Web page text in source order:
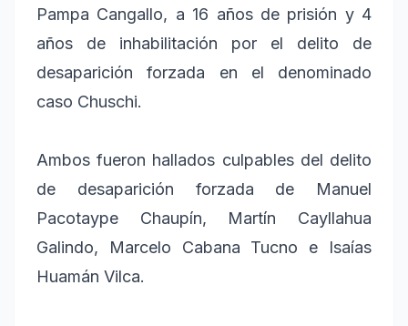
Pampa Cangallo, a 16 años de prisión y 4
años de inhabilitación por el delito de
desaparición forzada en el denominado
caso Chuschi.
Ambos fueron hallados culpables del delito
de desaparición forzada de Manuel
Pacotaype Chaupín, Martín Cayllahua
Galindo, Marcelo Cabana Tucno e Isaías
Huamán Vilca.